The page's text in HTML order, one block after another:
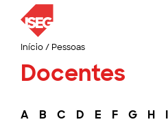
Início/ Pessoas
Docentes
A B C D E F G H I